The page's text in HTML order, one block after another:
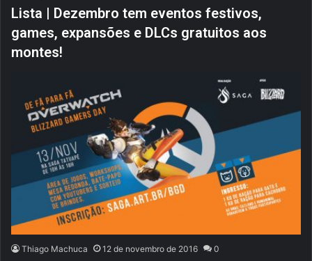
Lista | Dezembro tem eventos festivos,
games, expansões e DLCs gratuitos aos
montes!
Thiago Machuca 12 de novembro de 2016 0